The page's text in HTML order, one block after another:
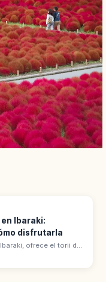
Ibaraki:
disfrutarla
ofrece el torii de
del Pacífico,